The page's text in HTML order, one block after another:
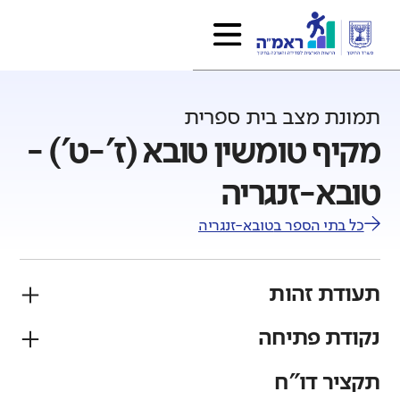
תמונת מצב בית ספרית
מקיף טומשין טובא (ז'-ט') -
טובא-זנגריה
כל בתי הספר בטובא-זנגריה
תעודת זהות
פיקוח
נקודת פתיחה
תקציר דו"ח